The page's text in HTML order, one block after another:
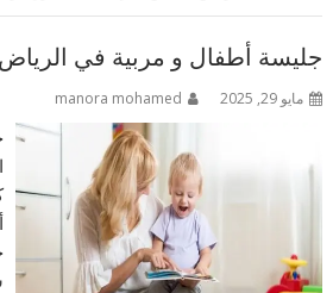
جليسة أطفال و مربية في الرياض
مايو 29, 2025 manora mohamed